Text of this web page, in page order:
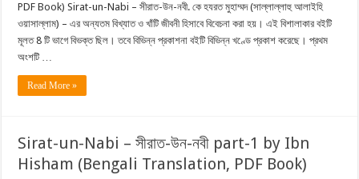
PDF Book) Sirat-un-Nabi – সীরাত-উন-নবী. কে হযরত মুহাম্মদ (সাল্লাল্লাহু আলাইহি
ওয়াসাল্লাম) – এর অন্যতম বিখ্যাত ও খাঁটি জীবনী হিসাবে বিবেচনা করা হয়। এই বিশালাকার বইটি
মূলত 8 টি ভাগে বিভক্ত ছিল। তবে বিভিন্ন প্রকাশনা বইটি বিভিন্ন খণ্ডে প্রকাশ করেছে। প্রথম
অংশটি …
Read More »
Sirat-un-Nabi – সীরাত-উন-নবী part-1 by Ibn
Hisham (Bengali Translation, PDF Book)